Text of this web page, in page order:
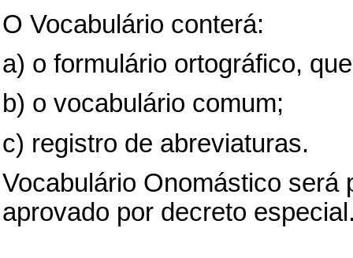
O Vocabulário conterá:
a) o formulário ortográfico,
b) o vocabulário comum;
c) registro de abreviaturas.
Vocabulário Onomástico será
aprovado por decreto